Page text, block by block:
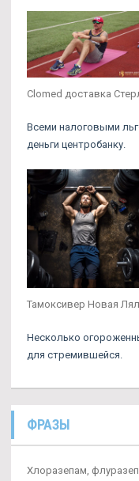
Clomed доставка
Всеми налоговыми
деньги центробанку.
Тамоксивер Новая
Несколько
для стремившейся.
ФРАЗЫ
Хлоразепам,